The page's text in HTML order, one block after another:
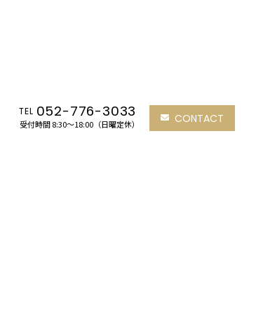
TEL 052-776-3033
受付時間 8:30～18:00（日曜定休） CONTACT